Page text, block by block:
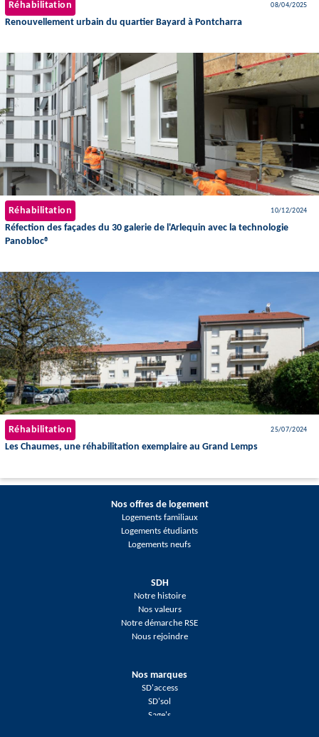
Réhabilitation 08/04/2025
Renouvellement urbain du quartier Bayard à Pontcharra
Réhabilitation 10/12/2024
Réfection des façades du 30 galerie de l'Arlequin avec la technologie
Panobloc®
Réhabilitation 25/07/2024
Les Chaumes, une réhabilitation exemplaire au Grand Lemps
Nos offres de logement
Logements familiaux
Logements étudiants
Logements neufs
SDH
Notre histoire
Nos valeurs
Notre démarche RSE
Nous rejoindre
Nos marques
SD'access
SD'sol
Sage's